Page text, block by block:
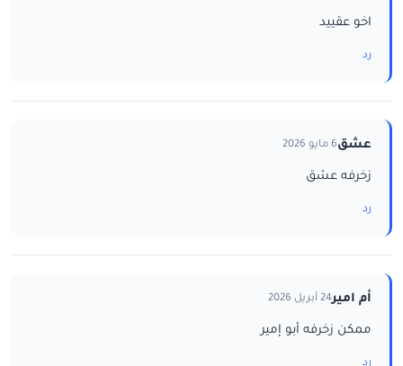
اخو عقييد
رد
عشق6 مايو 2026
زخرفه عشق
رد
أم امير24 أبريل 2026
ممكن زخرفه أبو إمير